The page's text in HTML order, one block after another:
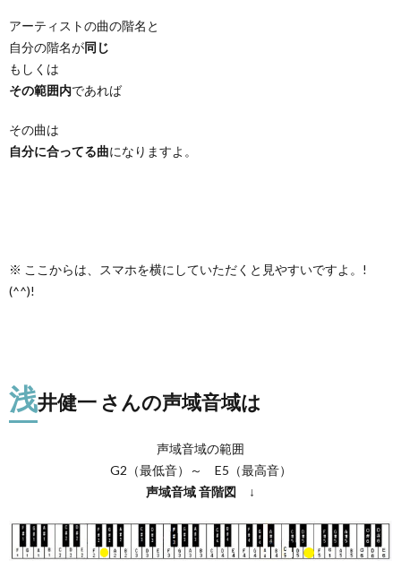
アーティストの曲の階名と
自分の階名が同じ
もしくは
その範囲内であれば
その曲は
自分に合ってる曲になりますよ。
※ ここからは、スマホを横にしていただくと見やすいですよ。!
(^^)!
浅井健一 さんの声域音域は
声域音域の範囲
G2（最低音）～ E5（最高音）
声域音域音階図 ↓